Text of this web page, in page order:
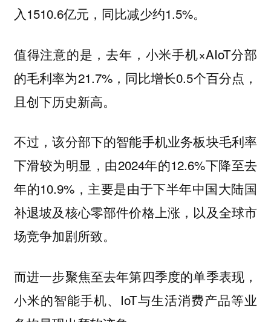
入1510.6亿元，同比减少约1.5%。
值得注意的是，去年，小米手机×AIoT分部
的毛利率为21.7%，同比增长0.5个百分点，
且创下历史新高。
不过，该分部下的智能手机业务板块毛利率
下滑较为明显，由2024年的12.6%下降至去
年的10.9%，主要是由于下半年中国大陆国
补退坡及核心零部件价格上涨，以及全球市
场竞争加剧所致。
而进一步聚焦至去年第四季度的单季表现，
小米的智能手机、IoT与生活消费产品等业